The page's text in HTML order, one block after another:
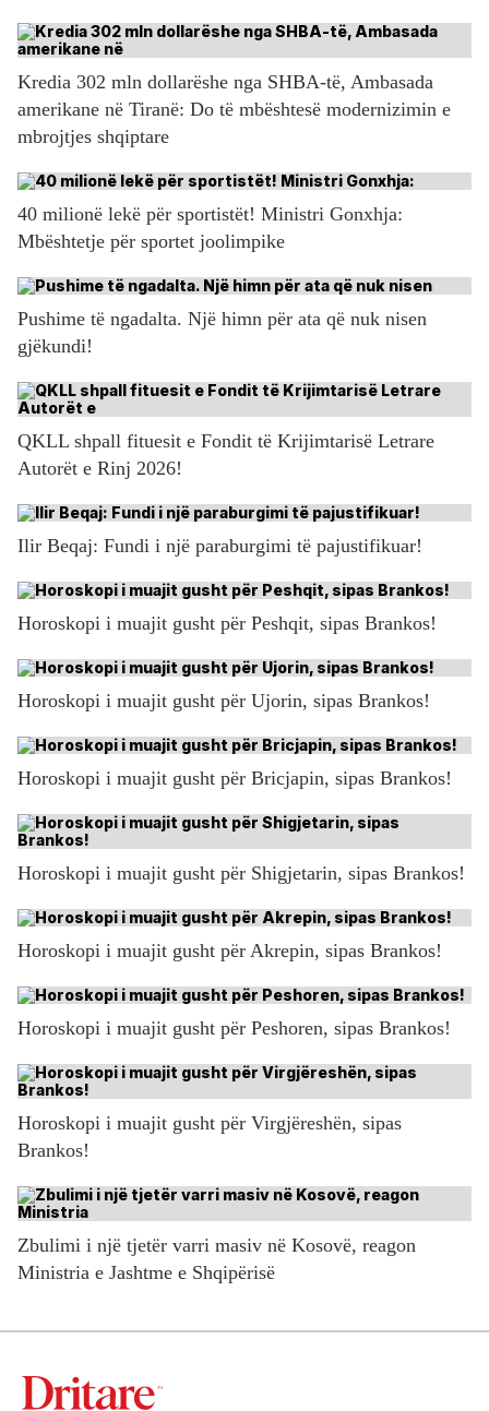
Kredia 302 mln dollarëshe nga SHBA-të, Ambasada
amerikane në Tiranë: Do të mbështesë modernizimin e
mbrojtjes shqiptare
40 milionë lekë për sportistët! Ministri Gonxhja:
Mbështetje për sportet joolimpike
Pushime të ngadalta. Një himn për ata që nuk nisen
gjëkundi!
QKLL shpall fituesit e Fondit të Krijimtarisë Letrare
Autorët e Rinj 2026!
Ilir Beqaj: Fundi i një paraburgimi të pajustifikuar!
Horoskopi i muajit gusht për Peshqit, sipas Brankos!
Horoskopi i muajit gusht për Ujorin, sipas Brankos!
Horoskopi i muajit gusht për Bricjapin, sipas Brankos!
Horoskopi i muajit gusht për Shigjetarin, sipas Brankos!
Horoskopi i muajit gusht për Akrepin, sipas Brankos!
Horoskopi i muajit gusht për Peshoren, sipas Brankos!
Horoskopi i muajit gusht për Virgjëreshën, sipas
Brankos!
Zbulimi i një tjetër varri masiv në Kosovë, reagon
Ministria e Jashtme e Shqipërisë